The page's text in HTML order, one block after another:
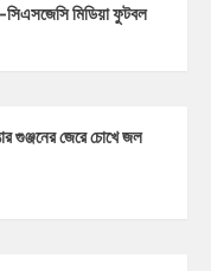
সিএসজেসি মিডিয়া ফুটবল
গুঞ্জনের জেরে চোখে জল